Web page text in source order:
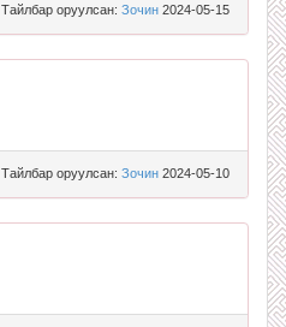
Тайлбар оруулсан: Зочин 2024-05-15
Тайлбар оруулсан: Зочин 2024-05-10